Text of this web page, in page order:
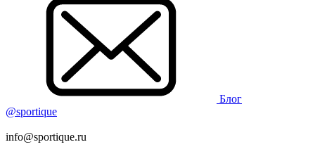
Блог
@sportique
info@sportique.ru